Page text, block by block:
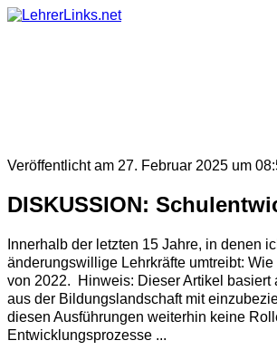
Skip
Veröffentlicht am 27. Februar 2025 um
DISKUSSION:
Innerhalb der letzten 15 Jahre, in denen
änderungswillige Lehrkräfte umtreibt:
von 2022. Hinweis: Dieser Artikel basiert
aus der Bildungslandschaft mit
diesen Ausführungen weiterhin keine
Entwicklungsprozesse ...